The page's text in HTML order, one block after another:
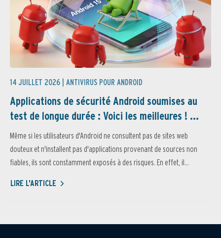
14 JUILLET 2026 | ANTIVIRUS POUR ANDROID
Applications de sécurité Android soumises au
test de longue durée : Voici les meilleures ! ...
Même si les utilisateurs d'Android ne consultent pas de sites web
douteux et n'installent pas d'applications provenant de sources non
fiables, ils sont constamment exposés à des risques. En effet, il...
LIRE L'ARTICLE